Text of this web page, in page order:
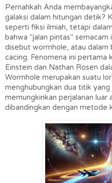
Pernahkah Anda
galaksi dalam hitungan detik?
seperti fiksi ilmiah, tetapi
bahwa "jalan pintas" semacam
disebut wormhole, atau dalam
cacing. Fenomena ini pertama
Einstein dan Nathan Rosen
Wormhole merupakan suatu
menghubungkan dua titik yang
memungkinkan perjalanan luar
dibandingkan dengan metode